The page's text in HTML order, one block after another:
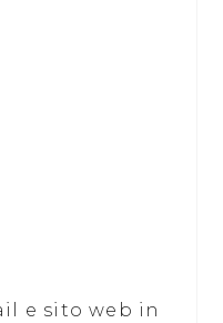
e sito web in